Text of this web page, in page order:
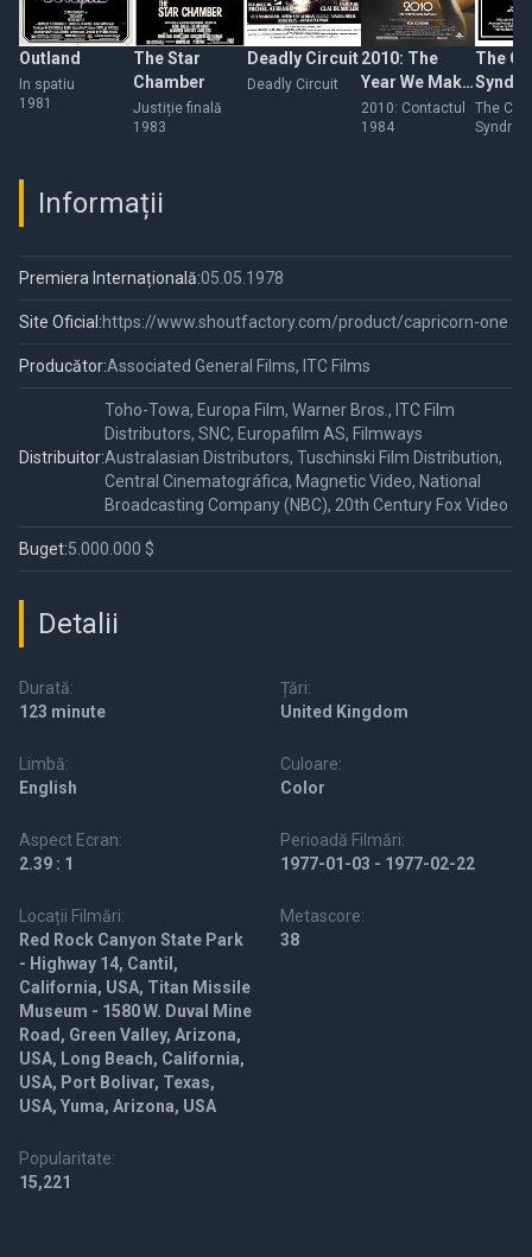
Outland
In spatiu
1981
The Star
Chamber
Justiție finală
1983
Deadly Circuit
Deadly Circuit
2010: The
Year We Make
Contact
2010: Contactul
1984
The
The
Informații
Premiera Internațională:05.05.1978
Site Oficial:https://www.shoutfactory.com/product/capricorn-one
Producător:Associated General Films, ITC Films
Distribuitor:
Toho-Towa, Europa Film, Warner Bros., ITC Film
Distributors, SNC, Europafilm AS, Filmways
Australasian Distributors, Tuschinski Film Distribution,
Central Cinematográfica, Magnetic Video, National
Broadcasting Company (NBC), 20th Century Fox Video
Buget:5.000.000 $
Detalii
Durată:
123 minute
Țări:
United Kingdom
Limbă:
English
Culoare:
Color
Aspect Ecran:
2.39 : 1
Perioadă Filmări:
1977-01-03 - 1977-02-22
Locații Filmări:
Red Rock Canyon State Park
- Highway 14, Cantil,
California, USA, Titan Missile
Museum - 1580 W. Duval Mine
Road, Green Valley, Arizona,
USA, Long Beach, California,
USA, Port Bolivar, Texas,
USA, Yuma, Arizona, USA
Metascore:
38
Popularitate:
15,221